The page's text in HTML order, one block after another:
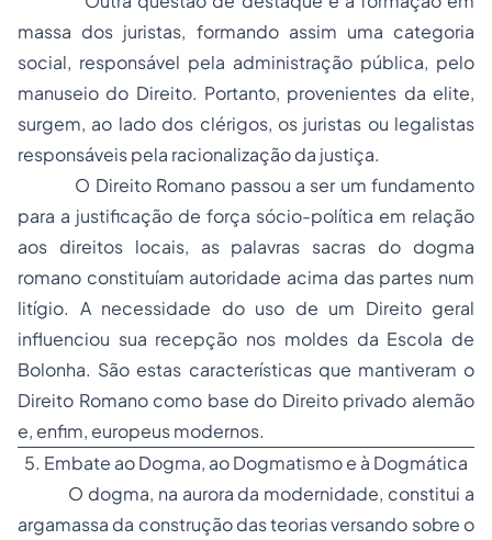
massa dos juristas, formando assim uma categoria
social, responsável pela administração pública, pelo
manuseio do Direito. Portanto, provenientes da elite,
surgem, ao lado dos clérigos, os juristas ou legalistas
responsáveis pela racionalização da justiça.
O Direito Romano passou a ser um fundamento
para a justificação de força sócio-política em relação
aos direitos locais, as palavras sacras do dogma
romano constituíam autoridade acima das partes num
litígio. A necessidade do uso de um Direito geral
influenciou sua recepção nos moldes da Escola de
Bolonha. São estas características que mantiveram o
Direito Romano como base do Direito privado alemão
e, enfim, europeus modernos.
5. Embate ao Dogma, ao Dogmatismo e à Dogmática
O dogma, na aurora da modernidade, constitui a
argamassa da construção das teorias versando sobre o